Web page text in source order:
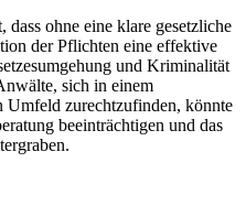
ohne eine klare gesetzliche
der Pflichten eine effektive
und Kriminalität
sich in einem
Umfeld zurechtzufinden, könnte
beeinträchtigen und das